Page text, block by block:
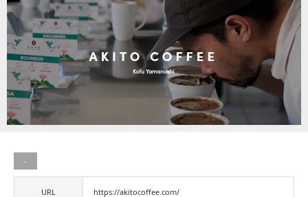
-
URL https://akitocoffee.com/